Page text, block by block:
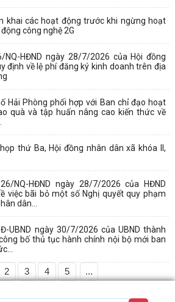
khai các hoạt động trước khi ngừng hoạt
công nghệ 2G
NQ-HĐND ngày 28/7/2026 của Hội đồng
định về lệ phí đăng ký kinh doanh trên địa
Hải Phòng phối hợp với Ban chỉ đạo hoạt
quà và tập huấn nâng cao kiến thức về
thứ Ba, Hội đồng nhân dân xã khóa II,
NQ-HĐND ngày 28/7/2026 của HĐND
việc bãi bỏ một số Nghị quyết quy phạm
dân...
UBND ngày 30/7/2026 của UBND thành
bố thủ tục hành chính nội bộ mới ban
2 3 4 5 ...